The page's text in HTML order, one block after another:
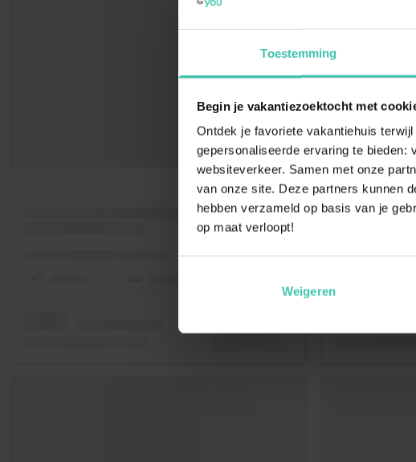
Toestemming
Begin je vakantiezoektocht met
Ontdek je favoriete vakantiehuis
gepersonaliseerde ervaring te
websiteverkeer. Samen met onze
van onze site. Deze partners kunnen
hebben verzameld op basis van je
op maat verloopt!
Weigeren